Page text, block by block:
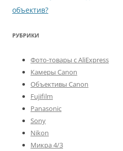
по
объектив?
РУБРИКИ
Фото-товары с AliExpress
Камеры Canon
Объективы Canon
Fujifilm
Panasonic
Sony
Nikon
Микра 4/3